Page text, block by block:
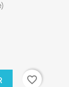
favorite_border